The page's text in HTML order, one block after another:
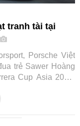
tranh tài tại
Porsche Việt
trẻ Sawer Hoàng
Cup Asia 2026.
cột mốc mới trong